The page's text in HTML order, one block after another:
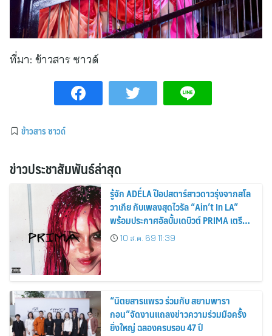
ที่มา: ข้าวสาร ซาวด์
ข้าวสาร ซาวด์
ข่าวประชาสัมพันธ์ล่าสุด
รู้จัก ADÉLA ป๊อปสตาร์สาวดาวรุ่งจากสโล
วาเกีย กับเพลงสุดไวรัล “Ain’t In LA”
พร้อมประกาศอัลบั้มเดบิวต์ PRIMA เตรียม
ปล่อย 4 ก.ย. นี้
10 ส.ค. 69 11:39
“นิตยสารแพรว ร่วมกับ สยามพารา
กอน”จัดงานแถลงข่าวความร่วมมือครั้ง
ยิ่งใหญ่ ฉลองครบรอบ 47 ปี